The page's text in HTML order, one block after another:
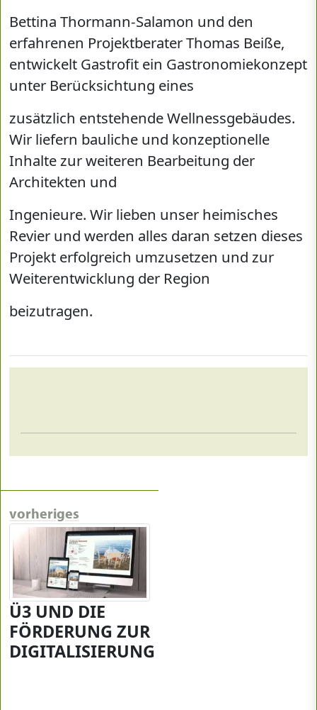
Bettina Thormann-Salamon und den
erfahrenen Projektberater Thomas Beiße,
entwickelt Gastrofit ein Gastronomiekonzept
unter Berücksichtung eines
zusätzlich entstehende Wellnessgebäudes.
Wir liefern bauliche und konzeptionelle
Inhalte zur weiteren Bearbeitung der
Architekten und
Ingenieure. Wir lieben unser heimisches
Revier und werden alles daran setzen dieses
Projekt erfolgreich umzusetzen und zur
Weiterentwicklung der Region
beizutragen.
vorheriges
Ü3 UND DIE
FÖRDERUNG ZUR
DIGITALISIERUNG